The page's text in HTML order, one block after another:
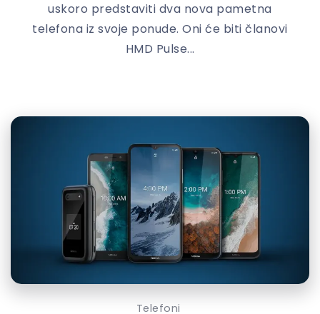
uskoro predstaviti dva nova pametna
telefona iz svoje ponude. Oni će biti članovi
HMD Pulse...
Telefoni